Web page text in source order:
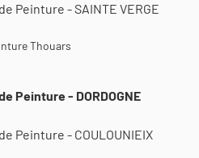
Peinture - SAINTE VERGE
Thouars
Peinture - DORDOGNE
Peinture - COULOUNIEIX